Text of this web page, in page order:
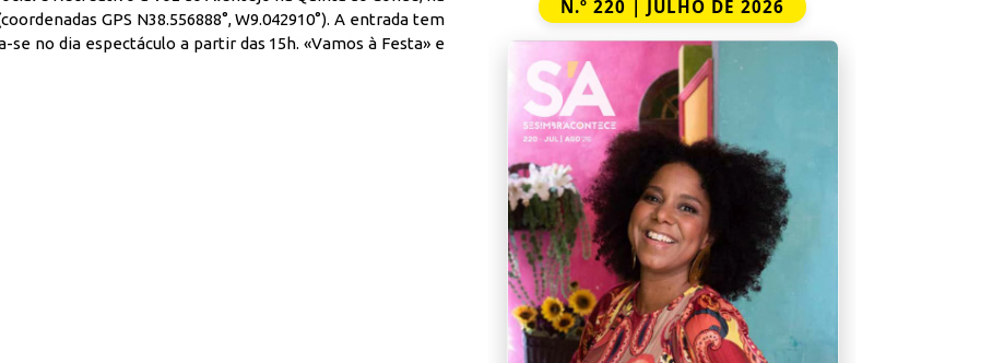
GPS N38.556888°, W9.042910°). A entrada tem
no dia espectáculo a partir das 15h. «Vamos à Festa» e
N.º 220 | JULHO DE 2026